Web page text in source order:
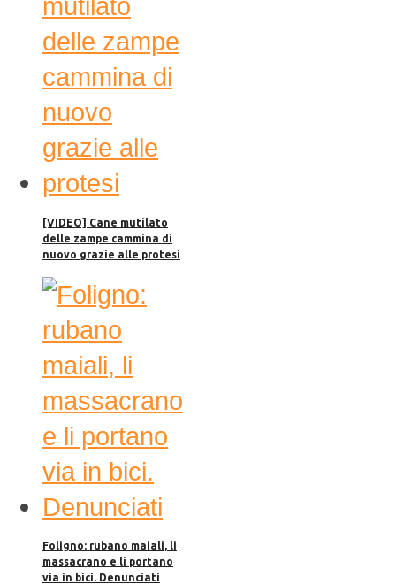
[VIDEO] Cane mutilato
delle zampe cammina di
nuovo grazie alle protesi
Foligno: rubano maiali, li
massacrano e li portano
via in bici. Denunciati